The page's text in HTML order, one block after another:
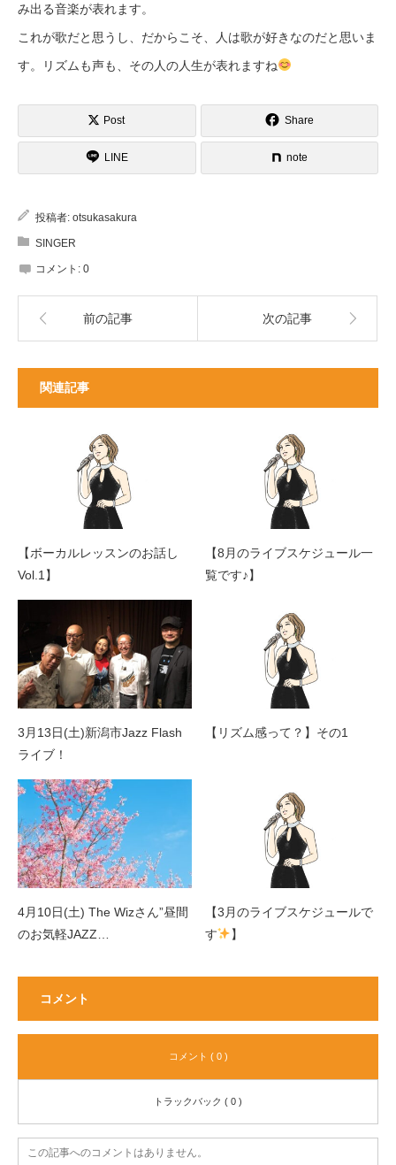
み出る音楽が表れます。
これが歌だと思うし、だからこそ、人は歌が好きなのだと思いま
す。リズムも声も、その人の人生が表れますね
Post Share
LINE note
投稿者: otsukasakura
SINGER
コメント: 0
前の記事 次の記事
関連記事
【ボーカルレッスンのお話し
Vol.1】
【8月のライブスケジュール一
覧です♪】
3月13日(土)新潟市Jazz Flash
ライブ！
【リズム感って？】その1
4月10日(土) The Wizさん”昼間
のお気軽JAZZ…
【3月のライブスケジュールで
す
】
コメント
コメント ( 0 )
トラックバック ( 0 )
この記事へのコメントはありません。